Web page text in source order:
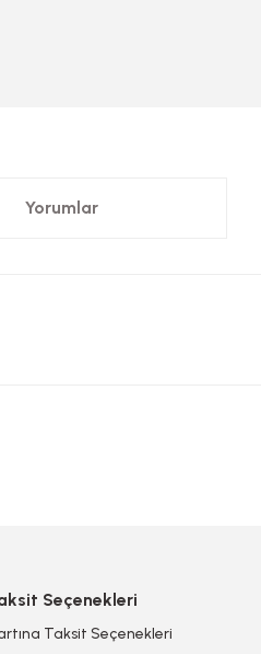
Yorumlar
Seçenekleri
Taksit Seçenekleri